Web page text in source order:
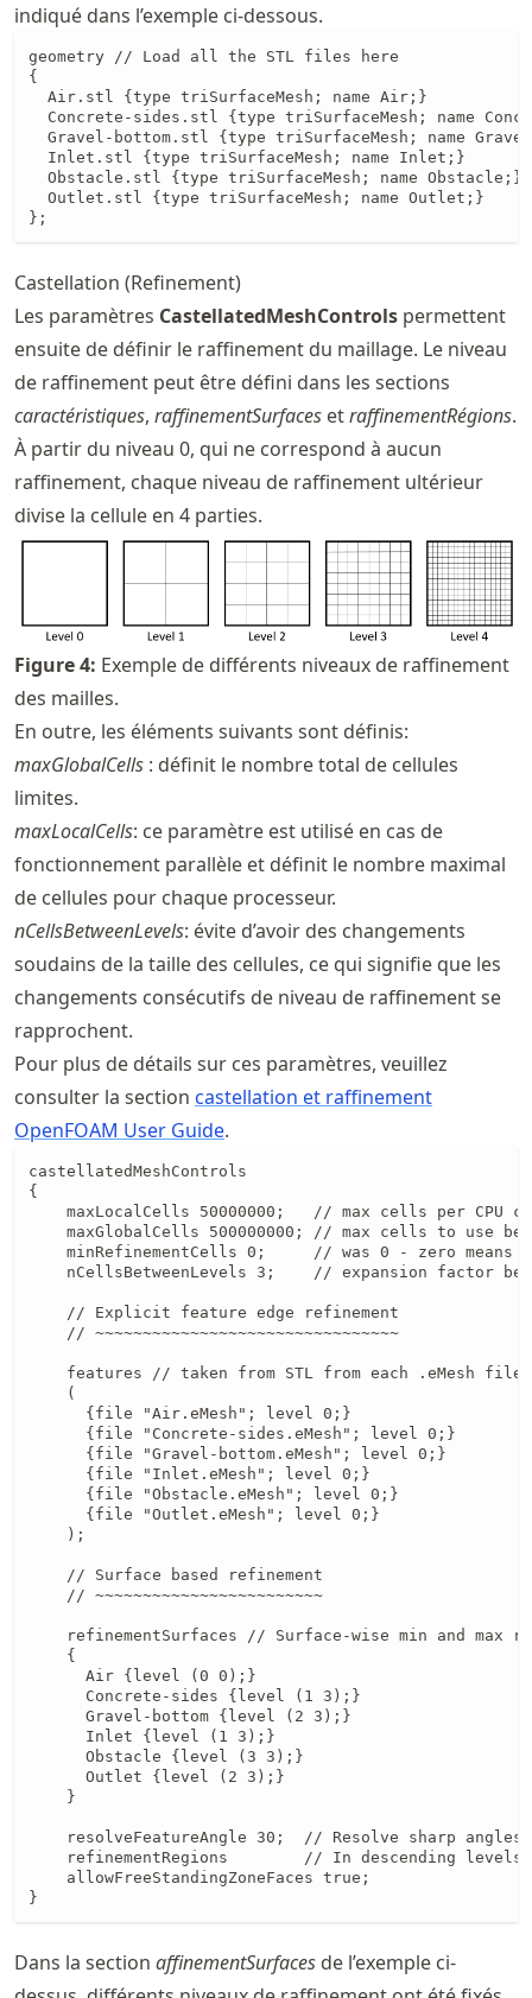
indiqué dans l’exemple ci-dessous.
geometry // Load all the STL files here
{
  Air.stl {type triSurfaceMesh; name Air;}
Concrete-sides.stl {type triSurfaceMesh; name
Gravel-bottom.stl {type triSurfaceMesh; name
  Inlet.stl {type triSurfaceMesh; name Inlet;}
  Obstacle.stl {type triSurfaceMesh; name Obstacle;}
  Outlet.stl {type triSurfaceMesh; name Outlet;}
};
Castellation (Refinement)
Les paramètres CastellatedMeshControls permettent
ensuite de définir le raffinement du maillage. Le niveau
de raffinement peut être défini dans les sections
caractéristiques, raffinementSurfaces etraffinementRégions.
À partir du niveau 0, qui ne correspond à aucun
raffinement, chaque niveau de raffinement ultérieur
divise la cellule en 4 parties.
Figure4: Exemple de différents niveaux de raffinement
des mailles.
En outre, les éléments suivants sont définis:
maxGlobalCells : définit le nombre total de cellules
limites.
maxLocalCells: ce paramètre est utilisé en cas de
fonctionnement parallèle et définit le nombre maximal
de cellules pour chaque processeur.
nCellsBetweenLevels: évite d’avoir des changements
soudains de la taille des cellules, ce qui signifie que les
changements consécutifs de niveau de raffinement se
rapprochent.
Pour plus de détails sur ces paramètres, veuillez
consulter la section castellation et raffinement
OpenFOAM User Guide.
castellatedMeshControls
{
maxLocalCells 50000000;   // max cells per CPU
maxGlobalCells 500000000; // max cells to use
minRefinementCells 0;     // was 0 - zero means
nCellsBetweenLevels 3;    // expansion factor
    // Explicit feature edge refinement
    // ~~~~~~~~~~~~~~~~~~~~~~~~~~~~~~~~
features // taken from STL from each .eMesh
    (
      {file "Air.eMesh"; level 0;}
      {file "Concrete-sides.eMesh"; level 0;}
      {file "Gravel-bottom.eMesh"; level 0;}
      {file "Inlet.eMesh"; level 0;}
      {file "Obstacle.eMesh"; level 0;}
      {file "Outlet.eMesh"; level 0;}
    );
    // Surface based refinement
    // ~~~~~~~~~~~~~~~~~~~~~~~~
refinementSurfaces // Surface-wise min and max
    {
      Air {level (0 0);}
      Concrete-sides {level (1 3);}
      Gravel-bottom {level (2 3);}
      Inlet {level (1 3);}
      Obstacle {level (3 3);}
      Outlet {level (2 3);}
    }
resolveFeatureAngle 30;  // Resolve sharp angles
refinementRegions        // In descending levels
    allowFreeStandingZoneFaces true;
}
Dans la section affinementSurfaces de l’exemple ci-